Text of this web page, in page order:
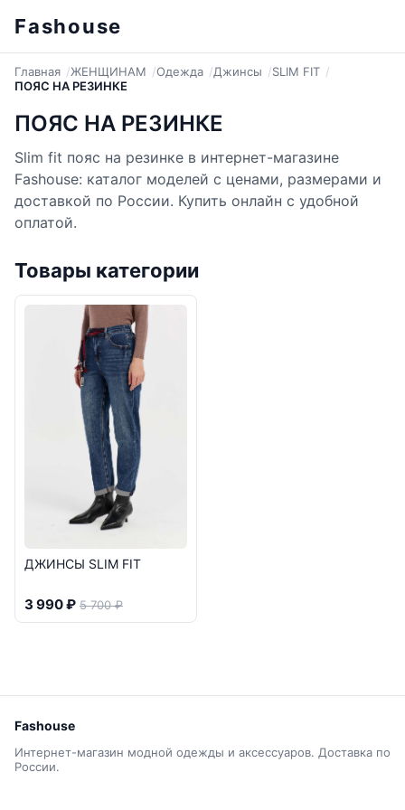
Fashouse
Главная ЖЕНЩИНАМ Одежда Джинсы
SLIM FIT
ПОЯС НА РЕЗИНКЕ
ПОЯС НА РЕЗИНКЕ
Slim fit пояс на резинке в интернет-магазине
Fashouse: каталог моделей с ценами, размерами и
доставкой по России. Купить онлайн с удобной
оплатой.
Товары категории
ДЖИНСЫ SLIM FIT
3 990 ₽ 5 700 ₽
Fashouse
Интернет-магазин модной одежды и аксессуаров. Доставка по
России.